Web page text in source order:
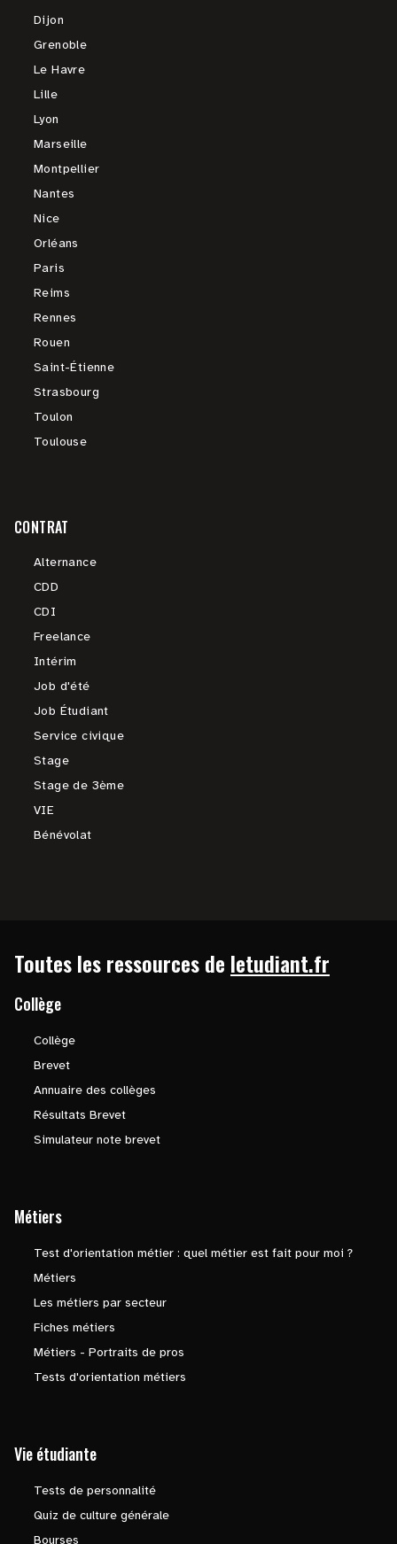
Dijon
Grenoble
Le Havre
Lille
Lyon
Marseille
Montpellier
Nantes
Nice
Orléans
Paris
Reims
Rennes
Rouen
Saint-Étienne
Strasbourg
Toulon
Toulouse
CONTRAT
Alternance
CDD
CDI
Freelance
Intérim
Job d'été
Job Étudiant
Service civique
Stage
Stage de 3ème
VIE
Bénévolat
Toutes les ressources de letudiant.fr
Collège
Collège
Brevet
Annuaire des collèges
Résultats Brevet
Simulateur note brevet
Métiers
Test d'orientation métier : quel métier est fait pour moi ?
Métiers
Les métiers par secteur
Fiches métiers
Métiers - Portraits de pros
Tests d'orientation métiers
Vie étudiante
Tests de personnalité
Quiz de culture générale
Bourses